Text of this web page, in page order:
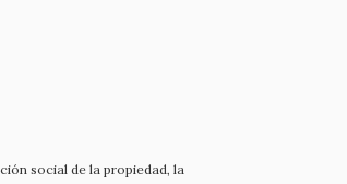
social de la propiedad, la